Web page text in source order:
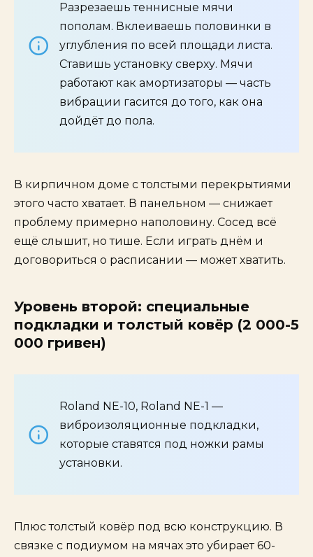
Разрезаешь теннисные мячи
пополам. Вклеиваешь половинки в
углубления по всей площади листа.
Ставишь установку сверху. Мячи
работают как амортизаторы — часть
вибрации гасится до того, как она
дойдёт до пола.
В кирпичном доме с толстыми перекрытиями
этого часто хватает. В панельном — снижает
проблему примерно наполовину. Сосед всё
ещё слышит, но тише. Если играть днём и
договориться о расписании — может хватить.
Уровень второй: специальные
подкладки и толстый ковёр (2 000-5
000 гривен)
Roland NE-10, Roland NE-1 —
виброизоляционные подкладки,
которые ставятся под ножки рамы
установки.
Плюс толстый ковёр под всю конструкцию. В
связке с подиумом на мячах это убирает 60-